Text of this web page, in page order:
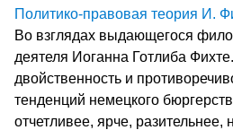
Политико-правовая теория И.
Во взглядах выдающегося
деятеля Иоганна Готлиба
двойственность и
тенденций немецкого
отчетливее, ярче, разительнее,